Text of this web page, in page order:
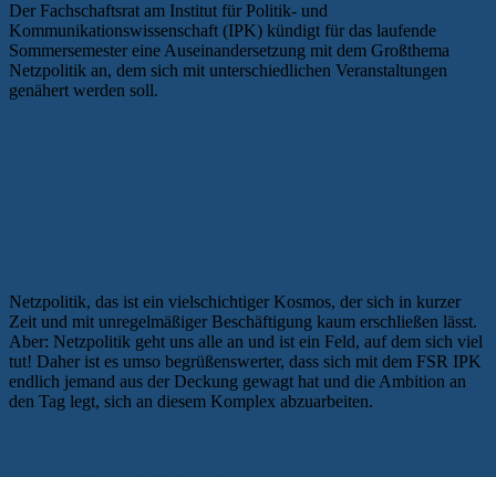
Der Fachschaftsrat am Institut für Politik- und
Kommunikationswissenschaft (IPK) kündigt für das laufende
Sommersemester eine Auseinandersetzung mit dem Großthema
Netzpolitik an, dem sich mit unterschiedlichen Veranstaltungen
genähert werden soll.
Netzpolitik, das ist ein vielschichtiger Kosmos, der sich in kurzer
Zeit und mit unregelmäßiger Beschäftigung kaum erschließen lässt.
Aber: Netzpolitik geht uns alle an und ist ein Feld, auf dem sich viel
tut! Daher ist es umso begrüßenswerter, dass sich mit dem FSR IPK
endlich jemand aus der Deckung gewagt hat und die Ambition an
den Tag legt, sich an diesem Komplex abzuarbeiten.